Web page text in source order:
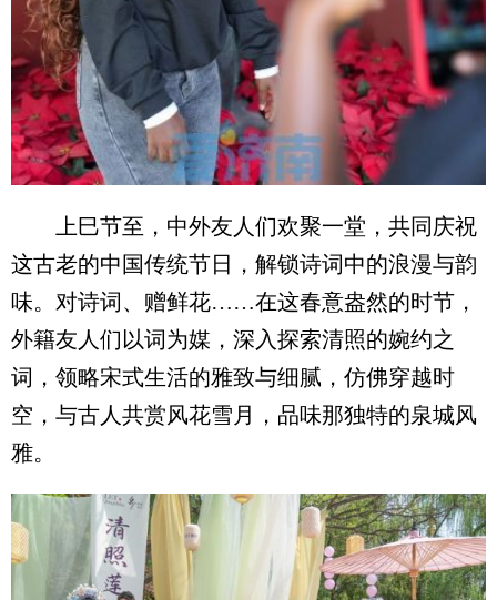
上巳节至，中外友人们欢聚一堂，共同庆祝
这古老的中国传统节日，解锁诗词中的浪漫与韵
味。对诗词、赠鲜花……在这春意盎然的时节，
外籍友人们以词为媒，深入探索清照的婉约之
词，领略宋式生活的雅致与细腻，仿佛穿越时
空，与古人共赏风花雪月，品味那独特的泉城风
雅。